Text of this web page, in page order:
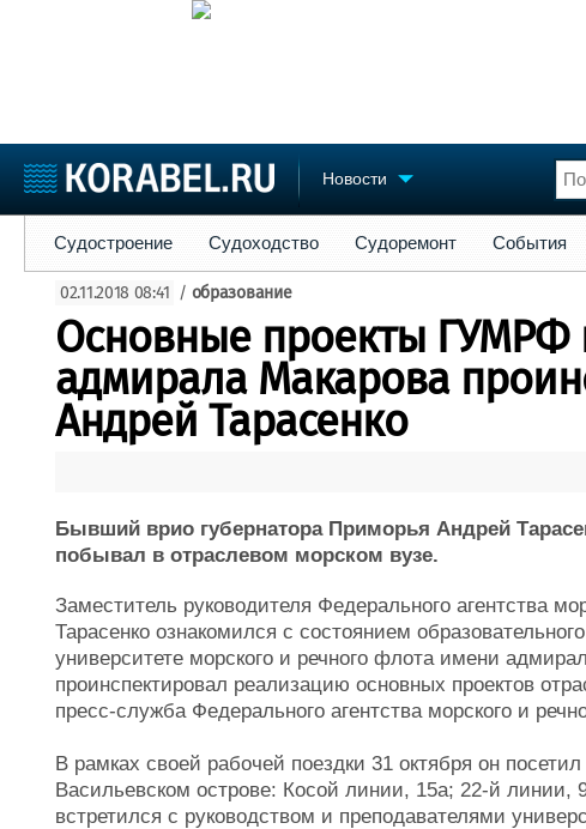
Новости
Судостроение
Пульс
Новости
Репутация
Работа
Торговая площадка
Доска объявлений
Продажа флота
Оборудование
Изделия
Материалы
Услуги
Конференции
Личности
Судостроение Судоходство Судоремонт События
02.11.2018 08:41 / образование
Основные проекты ГУМРФ
адмирала Макарова
Андрей Тарасенко
Бывший врио губернатора Приморья Андрей
побывал в отраслевом морском вузе.
Заместитель руководителя Федерального агентства
Тарасенко ознакомился с состоянием
университете морского и речного флота имени
проинспектировал реализацию основных проектов
пресс-служба Федерального агентства морского и
В рамках своей рабочей поездки 31 октября он
Васильевском острове: Косой линии, 15а; 22-й линии,
встретился с руководством и преподавателями